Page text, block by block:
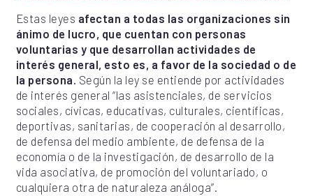
Estas leyes afectan a todas las organizaciones sin
ánimo de lucro, que cuentan con personas
voluntarias y que desarrollan actividades de
interés general, esto es, a favor de la sociedad o de
la persona. Según la ley se entiende por actividades
de interés general “las asistenciales, de servicios
sociales, cívicas, educativas, culturales, científicas,
deportivas, sanitarias, de cooperación al desarrollo,
de defensa del medio ambiente, de defensa de la
economía o de la investigación, de desarrollo de la
vida asociativa, de promoción del voluntariado, o
cualquiera otra de naturaleza análoga”.